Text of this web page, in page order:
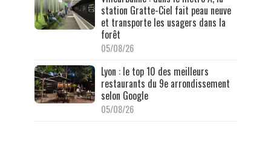
station Gratte-Ciel fait peau neuve
et transporte les usagers dans la
forêt
05/08/26
Lyon : le top 10 des meilleurs
restaurants du 9e arrondissement
selon Google
05/08/26